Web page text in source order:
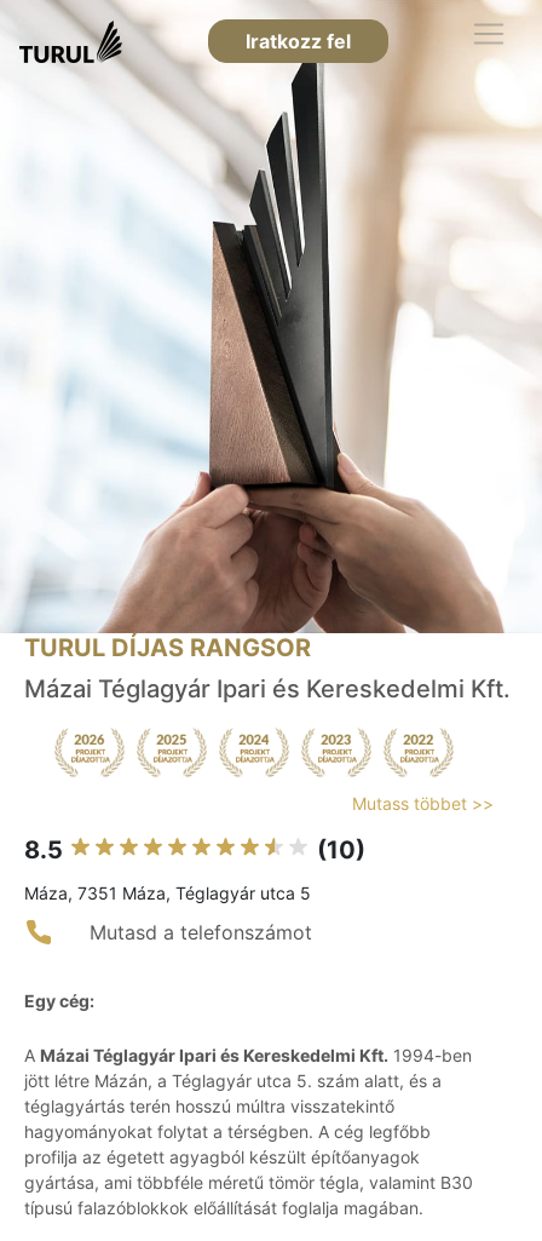
Iratkozz fel
TURUL DÍJAS RANGSOR
Mázai Téglagyár Ipari és Kereskedelmi Kft.
Mutass többet >>
8.5 (10)
Máza, 7351 Máza, Téglagyár utca 5
Mutasd a telefonszámot
Egy cég:
A Mázai Téglagyár Ipari és Kereskedelmi Kft. 1994-ben
jött létre Mázán, a Téglagyár utca 5. szám alatt, és a
téglagyártás terén hosszú múltra visszatekintő
hagyományokat folytat a térségben. A cég legfőbb
profilja az égetett agyagból készült építőanyagok
gyártása, ami többféle méretű tömör tégla, valamint B30
típusú falazóblokkok előállítását foglalja magában.